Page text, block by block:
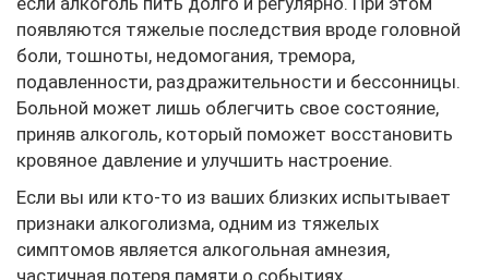
появляются тяжелые последствия вроде головной
боли, тошноты, недомогания, тремора,
подавленности, раздражительности и бессонницы.
Больной может лишь облегчить свое состояние,
приняв алкоголь, который поможет восстановить
кровяное давление и улучшить настроение.
Если вы или кто-то из ваших близких испытывает
признаки алкоголизма, одним из тяжелых
симптомов является алкогольная амнезия,